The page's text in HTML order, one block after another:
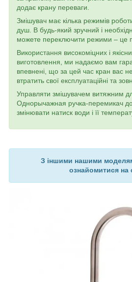
додає крану переваги.
Змішувач має кілька режимів
душ. В будь-який зручний і
можете переключити режими – це
Використання високоміцних і
виготовлення, ми надаємо вам
впевнені, що за цей час кран вас
втратить свої експлуатаційні та
Управляти змішувачем витяжним
Однорычажная ручка-перемикач
змінювати натиск води і її
З іншими нашими
ознайомитися на